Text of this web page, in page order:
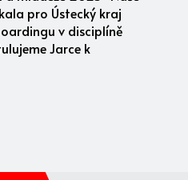
pro Ústecký kraj
v disciplíně
Jarce k